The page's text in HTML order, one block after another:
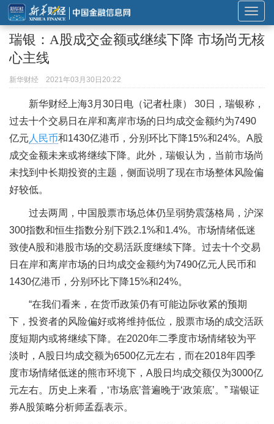
展
开
或
导
航
瑞银：A股成交金额或继续下降 市场尚无核
心主线
新华财经 2021年03月30日20:22
新华财经上海3月30日电（记者杜康） 30日，瑞银称，
过去十个交易日在岸和离岸市场的日均成交金额约为7490
亿元 人民币和1430亿港币，分别环比下降15%和24%。A股
成交金额未来或将继续下降。此外，瑞银认为，当前市场尚
未找到中长期投资的主题 ，侧面说明了现在市场整体风险偏
好较低。
过去两周，中国股票市场总体仍呈弱势震荡格局，沪深
300指数和恒生指数分别下跌2.1%和1.4%。市场情绪低迷
致使A股和港股市场的交易活跃度继续下降。过去十个交易
日在岸和离岸市场的日均成交金额约为7490亿元人民币和
1430亿港币，分别环比下降15%和24%。
“在我们看来，在货币政策仍有可能边际收紧的预期
下，投资者的风险偏好或将维持低位，股票市场的成交活跃
度短期内或将继续下降。在2020年二季度市场情绪较为平
淡时，A股日均成交额为6500亿元左右，而在2018年四季
度市场情绪低迷的熊市环境下，A股日均成交额仅为3000亿
元左右。历史上来看，‘市场底’普遍晚于‘政策底’。” 瑞银证
券A股策略分析师孟磊表示。